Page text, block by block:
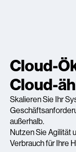
Cloud-
Cloud-
Skalieren Sie Ihr
außerhalb.
Nutzen Sie Agilität
Verbrauch für Ihre